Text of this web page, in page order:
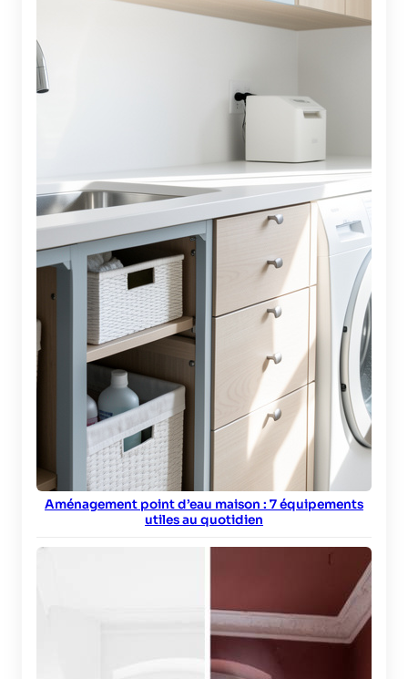
Aménagement point d’eau maison : 7 équipements
utiles au quotidien